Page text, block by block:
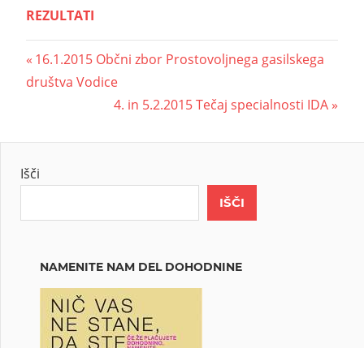
REZULTATI
16.1.2015 Občni zbor Prostovoljnega gasilskega
društva Vodice
4. in 5.2.2015 Tečaj specialnosti IDA
Išči
IŠČI
NAMENITE NAM DEL DOHODNINE